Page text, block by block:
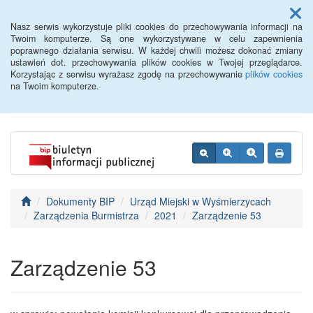
Nasz serwis wykorzystuje pliki cookies do przechowywania informacji na
Twoim komputerze. Są one wykorzystywane w celu zapewnienia
poprawnego działania serwisu. W każdej chwili możesz dokonać zmiany
ustawień dot. przechowywania plików cookies w Twojej przeglądarce.
Korzystając z serwisu wyrażasz zgodę na przechowywanieplików cookies
na Twoim komputerze.
Menu
BIP - Urząd Miejski
Wyśmierzyce
Dokumenty BIP
Urząd Miejski w Wyśmierzycach
Zarządzenia Burmistrza
2021 Zarządzenie 53
Zarządzenie 53